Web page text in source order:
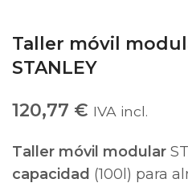
Taller móvil
STANLEY
120,77 € IVA incl.
Taller móvil modular
capacidad (100l) para